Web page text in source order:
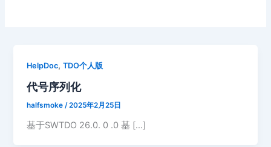
HelpDoc,TDO个人版
代号序列化
halfsmoke /2025年2月25日
基于SWTDO 26.0. 0 .0 基 […]